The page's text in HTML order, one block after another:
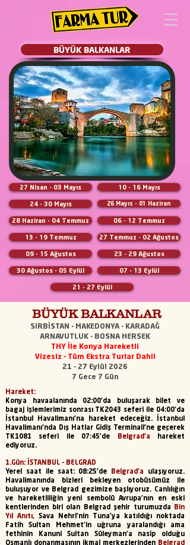
BÜYÜK BALKANLAR
27 Nisan - 03 Mayıs
24 - 30 Mayıs
28 Haziran - 04 Temmuz
13 - 19 Temmuz
09 - 15 Ağustos
30 Ağustos - 05 Eylül
10 - 16 Mayıs
26 Mayıs - 01 Haziran
06 - 12 Temmuz
27 Temmuz - 02 Ağustos
23 - 29 Ağustos
07 - 13 Eylül
21 - 27 Eylül
BÜYÜK BALKANLAR
SIRBİSTAN - MAKEDONYA - KARADAĞ
ARNAVUTLUK - BOSNA HERSEK
THY İle Konya Hareketli
Vizesiz - Tüm Ekstra Turlar Dahil
21 - 27 Eylül 2026
7 Gece 7 Gün
Hareket:
Konya havaalanında 02:00'da buluşarak bilet ve
bagaj işlemlerimiz sonrası TK2043 seferi ile 04:00'da
İstanbul Havalimanı’na hareket edeceğiz. İstanbul
Havalimanı’nda Dış Hatlar Gidiş Terminali’ne geçerek
TK1081 seferi ile 07:45'de
Belgrad'a
hareket
ediyoruz.
1.Gün: İSTANBUL - BELGRAD
Yerel saat ile saat: 08:25'de Belgrad’a ulaşıyoruz.
Havalimanında bizleri bekleyen otobüsümüz ile
buluşuyor ve Belgrad gezimize başlıyoruz. Canlılığın
ve hareketliliğin yeni sembolü Avrupa’nın en eski
kentlerinden biri olan Belgrad şehir turumuzda Bin
Yıl Anıtı, Sava Nehri'nin Tuna'ya katıldığı noktada
Fatih Sultan Mehmet'in uğruna yaralandığı ama
fethinin Kanuni Sultan Süleyman'a nasip olduğu
Osmanlı donanmasının ikmal merkezlerinden Belgrad